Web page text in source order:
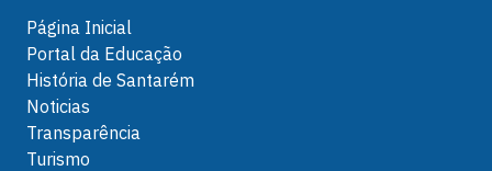
Página Inicial
Portal da Educação
História de Santarém
Noticias
Transparência
Turismo